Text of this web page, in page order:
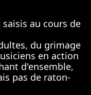
au cours de
du grimage
en action
d'ensemble,
pas de raton-